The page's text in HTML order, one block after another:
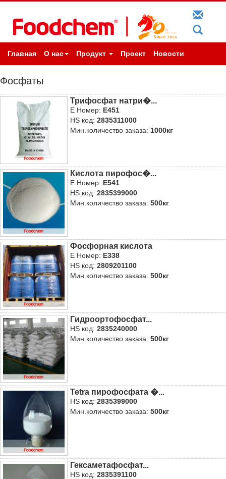
Главная О нас Продукт Проект Новости
Фосфаты
Трифосфат натри�...
E Номер: E451
HS код:2835311000
Мин.количество заказа: 1000кг
Кислота пирофос�...
E Номер: E541
HS код:2835399000
Мин.количество заказа:500кг
Фосфорная кислота
E Номер: E338
HS код:2809201100
Мин.количество заказа:500кг
Гидроортофосфат...
HS код:2835240000
Мин.количество заказа:500кг
Tetra пирофосфата �...
HS код:2835399000
Мин.количество заказа:500кг
Гексаметафосфат...
HS код:2835391100